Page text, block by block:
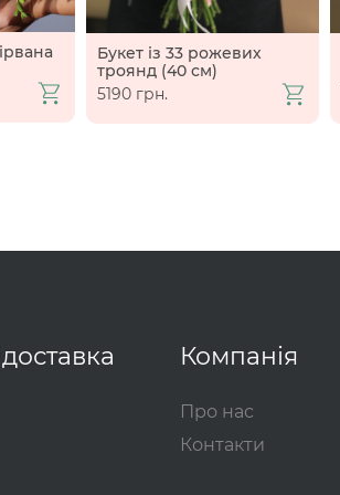
Букет із 33 рожевих
троянд (40 см)
5190 грн.
Компанія
Про нас
Контакти